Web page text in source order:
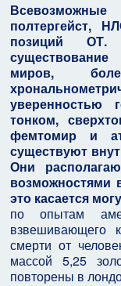
Всевозможные
полтергейст,
позиций ОТ.
миров,
уверенностью
тонком,
фемтомир и
существуют
Они
возможностями
это касается
по опытам
взвешивающего
смерти от
массой 5,25
повторены в